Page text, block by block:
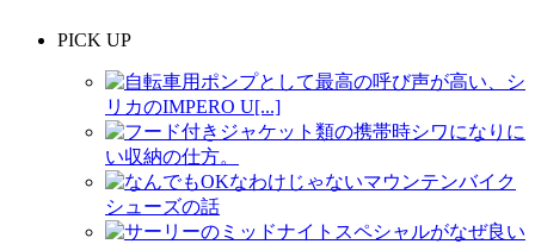
PICK UP
自転車用ポンプとして最高の呼び声が高い、シ
リカのIMPERO U[...]
フード付きジャケット類の携帯時シワになりに
い収納の仕方。
なんでもOKなわけじゃないマウンテンバイク
シューズの話
サーリーのミッドナイトスペシャルがなぜ良い